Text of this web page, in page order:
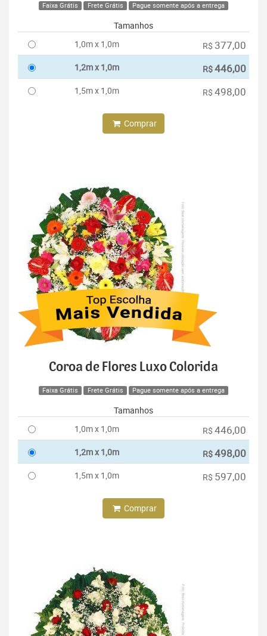
Faixa Grátis Frete Grátis Pague somente após a entrega
Tamanhos
1,0m x 1,0m
R$ 377,00
1,2m x 1,0m R$446,00
1,5m x 1,0m R$ 498,00
Comprar
Coroa de Flores Luxo Colorida
Faixa Grátis Frete Grátis Pague somente após a entrega
Tamanhos
1,0m x 1,0m
R$ 446,00
1,2m x 1,0m R$498,00
1,5m x 1,0m R$ 597,00
Comprar